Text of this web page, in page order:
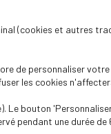
(cookies et autres
de personnaliser
les cookies
Le bouton
pendant une durée de